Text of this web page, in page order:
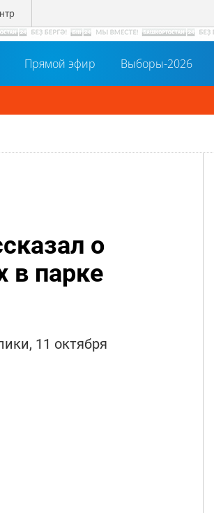
Прямой эфир Выборы-2026
о
в парке
11 октября